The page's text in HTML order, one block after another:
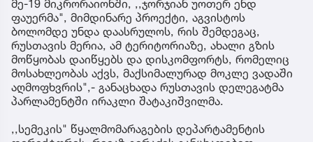
მე-19 მიკრორაიონში, ,,ჯორჯიან უოთერ ენდ
ფაუერმა", მიმდინარე პროექტი, აგვისტოს
ბოლომდე უნდა დაასრულოს, რის შემდეგაც,
რუსთავის მერია, ამ ტერიტორიაზე, ახალი გზის
მოწყობას დაიწყებს და დისკომფორტს, რომელიც
მოსახლეობას აქვს, მაქსიმალურად მოკლე ვადაში
აღმოფხვრის",- განაცხადა რუსთავის დელეგატმა
პარლამენტში ირაკლი შატაკიშვილმა.
,,სემეკის" წყალმომარაგების დეპარტამენტის